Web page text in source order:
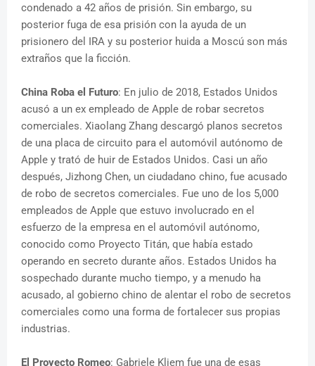
condenado a 42 años de prisión. Sin embargo, su
posterior fuga de esa prisión con la ayuda de un
prisionero del IRA y su posterior huida a Moscú son más
extraños que la ficción.
China Roba el Futuro: En julio de 2018, Estados Unidos
acusó a un ex empleado de Apple de robar secretos
comerciales. Xiaolang Zhang descargó planos secretos
de una placa de circuito para el automóvil autónomo de
Apple y trató de huir de Estados Unidos. Casi un año
después, Jizhong Chen, un ciudadano chino, fue acusado
de robo de secretos comerciales. Fue uno de los 5,000
empleados de Apple que estuvo involucrado en el
esfuerzo de la empresa en el automóvil autónomo,
conocido como Proyecto Titán, que había estado
operando en secreto durante años. Estados Unidos ha
sospechado durante mucho tiempo, y a menudo ha
acusado, al gobierno chino de alentar el robo de secretos
comerciales como una forma de fortalecer sus propias
industrias.
El Proyecto Romeo: Gabriele Kliem fue una de esas